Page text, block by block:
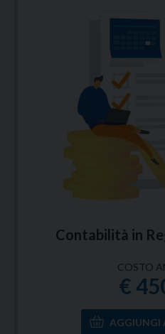
Contabilità in
COSTO
€